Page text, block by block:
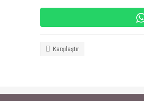
Karşılaştır